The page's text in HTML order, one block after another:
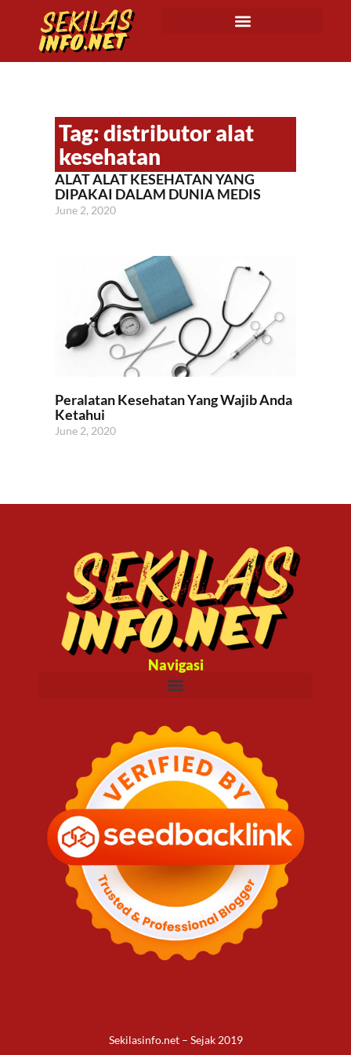
Tag: distributor alat
kesehatan
ALAT ALAT KESEHATAN YANG
DIPAKAI DALAM DUNIA MEDIS
June 2, 2020
Peralatan Kesehatan Yang Wajib Anda
Ketahui
June 2, 2020
Navigasi
Sekilasinfo.net – Sejak 2019